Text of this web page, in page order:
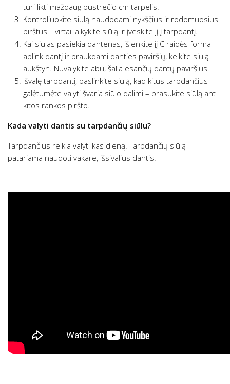
turi likti maždaug pustrečio cm tarpelis.
Kontroliuokite siūlą naudodami nykščius ir rodomuosius
pirštus. Tvirtai laikykite siūlą ir įveskite jį į tarpdantį.
Kai siūlas pasiekia dantenas, išlenkite jį C raidės forma
aplink dantį ir braukdami danties paviršių, kelkite siūlą
aukštyn. Nuvalykite abu, šalia esančių dantų paviršius.
Išvalę tarpdantį, paslinkite siūlą, kad kitus tarpdančius
galėtumėte valyti švaria siūlo dalimi – prasukite siūlą ant
kitos rankos piršto.
Kada valyti dantis su tarpdančių siūlu?
Tarpdančius reikia valyti kas dieną. Tarpdančių siūlą
patariama naudoti vakare, išsivalius dantis.